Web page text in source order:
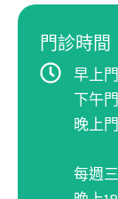
門診時間
早上
下午
晚上
每週